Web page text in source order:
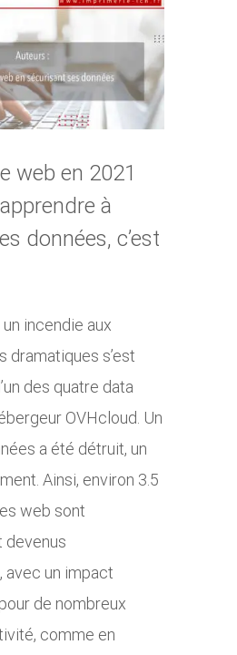
web en 2021
à
données, c’est
incendie aux
dramatiques s’est
des quatre data
OVHcloud. Un
a été détruit, un
Ainsi, environ 3.5
web sont
devenus
avec un impact
de nombreux
comme en